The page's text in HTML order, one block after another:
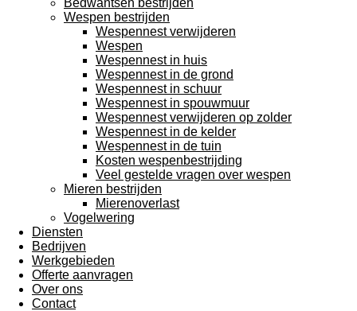
Bedwantsen bestrijden
Wespen bestrijden
Wespennest verwijderen
Wespen
Wespennest in huis
Wespennest in de grond
Wespennest in schuur
Wespennest in spouwmuur
Wespennest verwijderen op zolder
Wespennest in de kelder
Wespennest in de tuin
Kosten wespenbestrijding
Veel gestelde vragen over wespen
Mieren bestrijden
Mierenoverlast
Vogelwering
Diensten
Bedrijven
Werkgebieden
Offerte aanvragen
Over ons
Contact